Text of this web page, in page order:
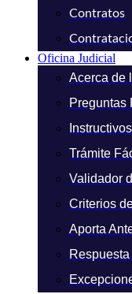
Contratos
Oficina Judicial
Acerca de
Preguntas
Trámite
Validador
Criterios
Aporta